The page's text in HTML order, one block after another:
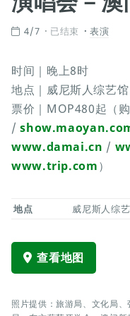
4/7 已结束 表演
时间｜晚上8时
地点｜威尼斯人综艺馆
票价｜MOP480起（购
/
www.damai.cn /
www.trip.com）
地点 威尼斯人综
查看地图
照片提供：旅游局、文化局